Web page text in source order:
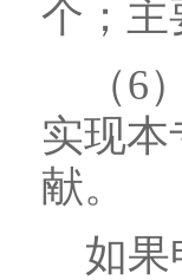
个；主
（
实现
献。
如果